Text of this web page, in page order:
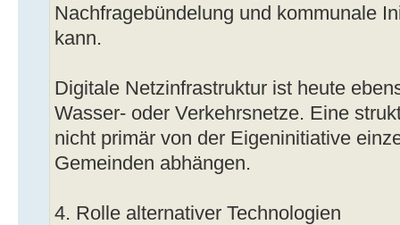
Nachfragebündelung und kommunale
kann.
Digitale Netzinfrastruktur ist heute
Wasser- oder Verkehrsnetze. Eine
nicht primär von der Eigeninitiative
Gemeinden abhängen.
4. Rolle alternativer Technologien